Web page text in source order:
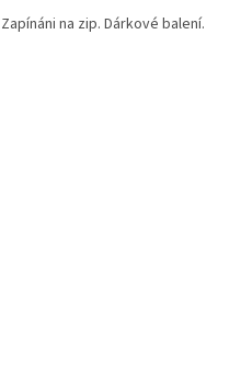
Zapínáni na zip. Dárkové balení.